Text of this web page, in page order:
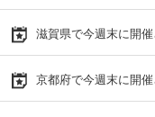
滋賀県で今週末に開
京都府で今週末に開